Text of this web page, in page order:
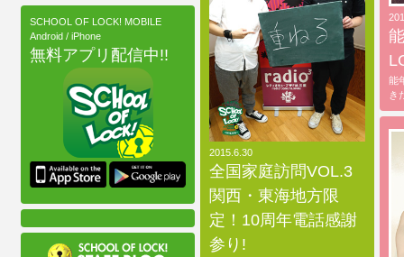
SCHOOL OF LOCK! MOBILE
Android / iPhone
無料アプリ配信中!!
2015.6.30
全国家庭訪問VOL.3
関西・東海地方限
定！10周年電話感謝
参り!
能
き